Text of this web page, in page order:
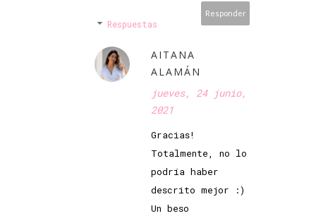
Responder
Respuestas
AITANA
ALAMÁN
jueves, 24 junio,
2021
Gracias!
Totalmente, no lo
podría haber
descrito mejor :)
Un beso